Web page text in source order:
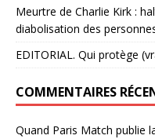
Meurtre de Charlie Kirk :
diabolisation des
EDITORIAL. Qui protège
COMMENTAIRES
Quand Paris Match publie